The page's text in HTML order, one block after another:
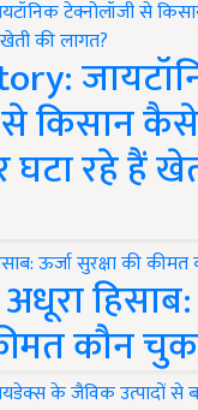
किसान
घटा रहे हैं
कौन